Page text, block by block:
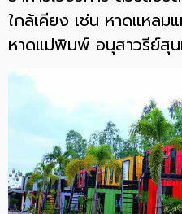
ใกล้เคียง เช่น หาดแหล
หาดแม่พิมพ์ อนุสาวรีย์สุ